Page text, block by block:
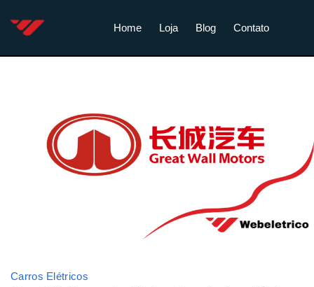
Home Loja Blog Contato
Carros Elétricos